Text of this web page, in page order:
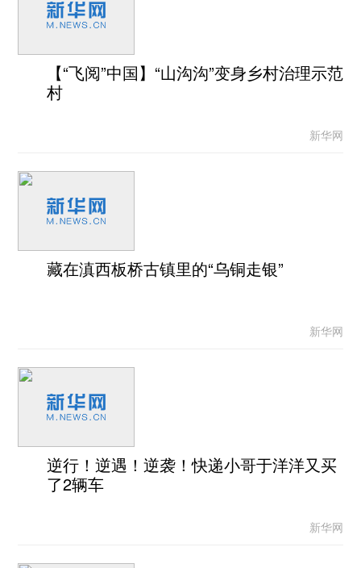
【“飞阅”中国】“山沟沟”变身乡村治理示范
村
新华网
藏在滇西板桥古镇里的“乌铜走银”
新华网
逆行！逆遇！逆袭！快递小哥于洋洋又买
了2辆车
新华网